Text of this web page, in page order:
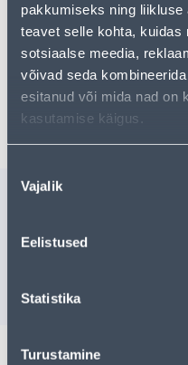
pakkumiseks ning
teavet selle kohta,
sotsiaalse meedia,
võivad seda
esitanud või mida nad on
kasutamise käigus.
valik
Vajalik
Eelistused
Statistika
Turustamine
Eeldatav kojuvedu
Tarne pakiautomaati
Poest kätte, alates
Sarnased tooted